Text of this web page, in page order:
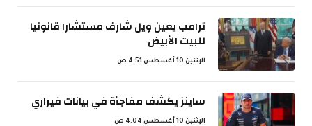
ترامب يعين ويل شارف مستشارا قانونيا
للبيت الأبيض
الإثنين 10 أغسطس 4:51 ص
ساينز يكشف مفاجأة في بيانات فيراري
الإثنين 10 أغسطس 4:04 ص